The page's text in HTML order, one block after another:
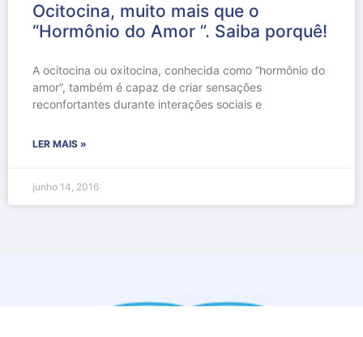
Ocitocina, muito mais que o
“Hormônio do Amor ”. Saiba porquê!
A ocitocina ou oxitocina, conhecida como “hormônio do
amor”, também é capaz de criar sensações
reconfortantes durante interações sociais e
LER MAIS »
junho 14, 2016